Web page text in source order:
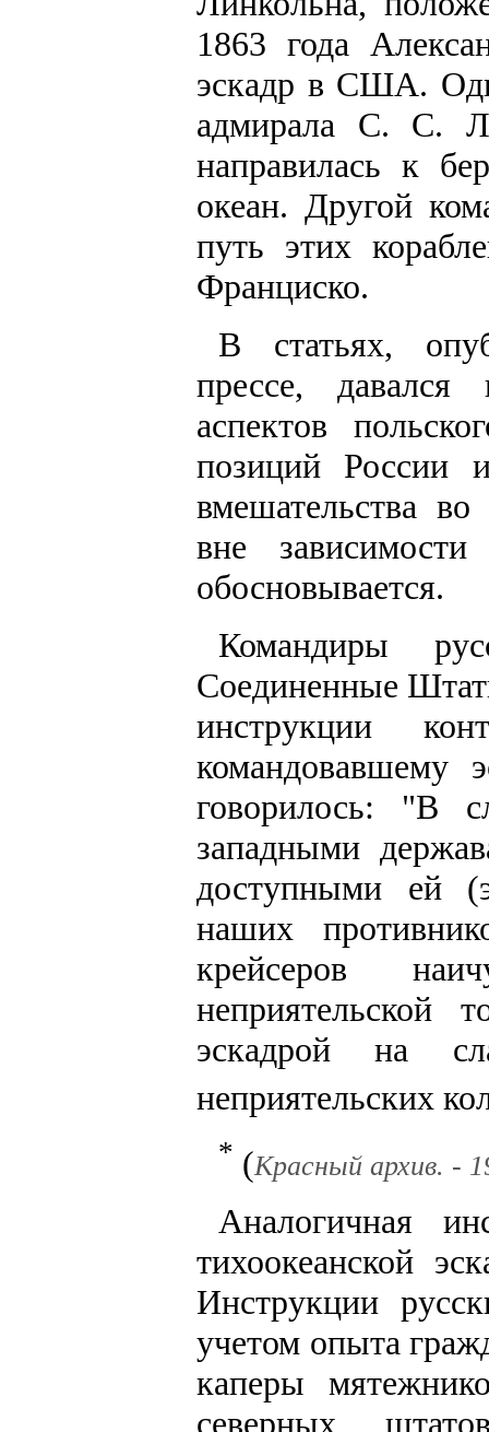
1863 года
эскадр в США.
адмирала С. С.
направилась к
океан. Другой
путь этих
Франциско.
В статьях,
прессе, давался
аспектов
позиций России
вмешательства во
вне
обосновывается.
Командиры
Соединенные
инструкции
командовавшему
говорилось: "В
западными
доступными ей
наших
крейсеров
неприятельской
эскадрой на
неприятельских
* (Красный архив. -
Аналогичная
тихоокеанской
Инструкции
учетом опыта
каперы
северных